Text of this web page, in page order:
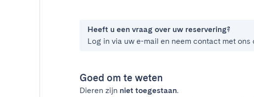
Heeft u een vraag over uw reservering?
Log in via uw e-mail en neem contact met ons
Goed om te weten
Dieren zijn niet toegestaan.